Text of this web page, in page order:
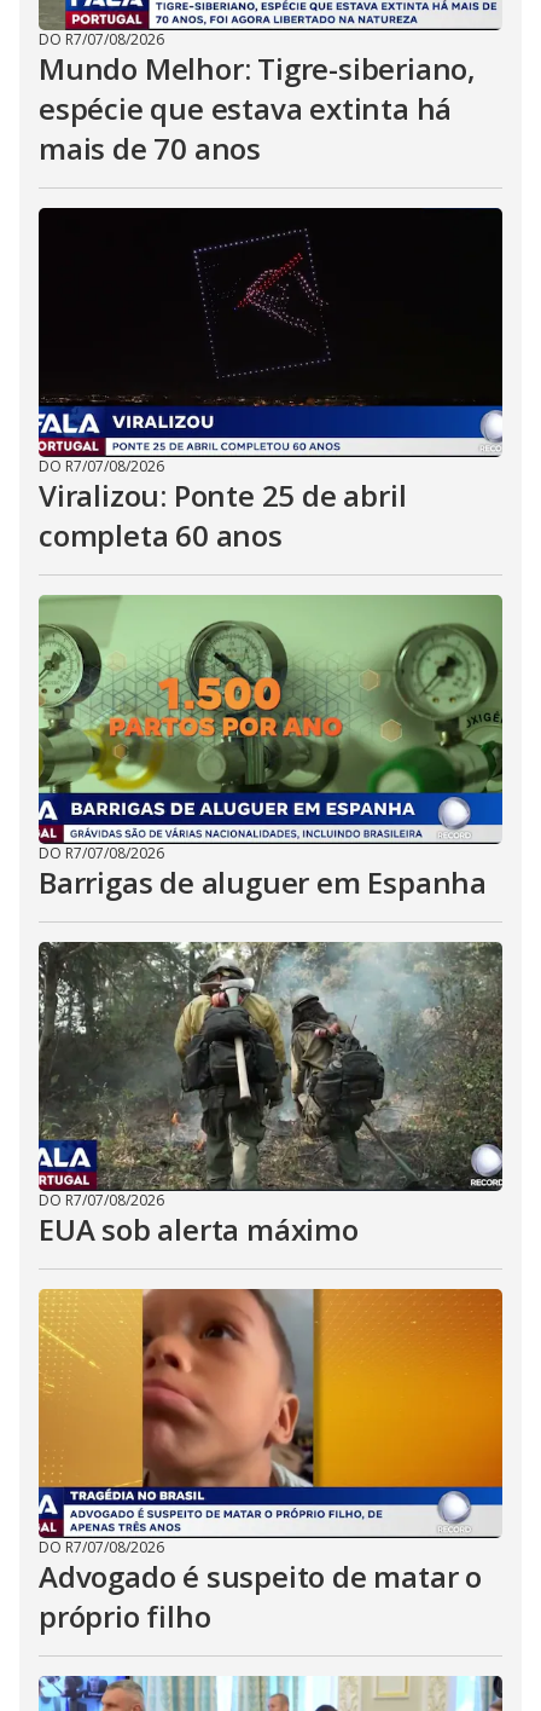
DO R7/07/08/2026
Mundo Melhor: Tigre-siberiano,
espécie que estava extinta há
mais de 70 anos
DO R7/07/08/2026
Viralizou: Ponte 25 de abril
completa 60 anos
DO R7/07/08/2026
Barrigas de aluguer em Espanha
DO R7/07/08/2026
EUA sob alerta máximo
DO R7/07/08/2026
Advogado é suspeito de matar o
próprio filho